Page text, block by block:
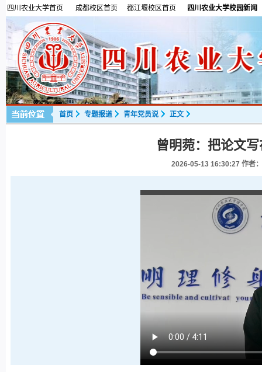
四川农业大学首页 成都校区首页 都江堰校区首页 四川农业大学校园新闻
首页 专题报道 青年党员说 正文
曾明菀：把论文
2026-05-13 16:30:27 作者